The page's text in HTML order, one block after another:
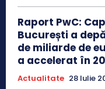
Raport PwC:
București a
de miliarde de
a accelerat în
Actualitate 28 Iulie